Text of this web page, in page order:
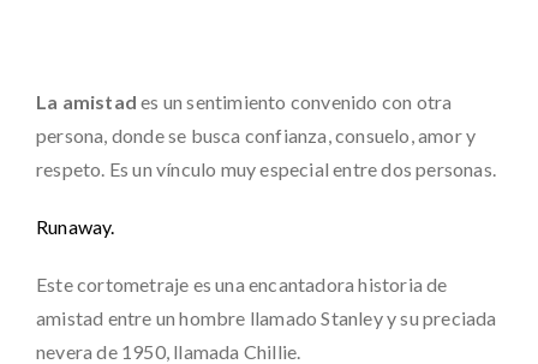
La amistad es un sentimiento convenido con otra
persona, donde se busca confianza, consuelo, amor y
respeto. Es un vínculo muy especial entre dos personas.
Runaway.
Este cortometraje es una encantadora historia de
amistad entre un hombre llamado Stanley y su preciada
nevera de 1950, llamada Chillie.